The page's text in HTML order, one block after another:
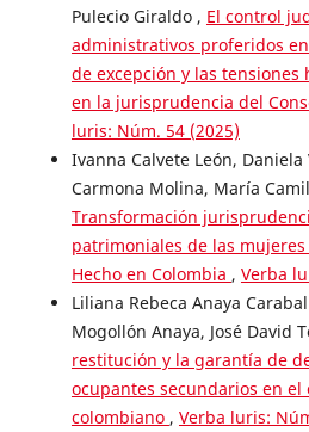
Pulecio Giraldo , El control
administrativos proferidos
de excepción y las
en la jurisprudencia del
luris: Núm. 54 (2025)
Ivanna Calvete León,
Carmona Molina, María
Transformación
patrimoniales de las
Hecho en Colombia , Verba
Liliana Rebeca Anaya
Mogollón Anaya, José David
restitución y la garantía de
ocupantes secundarios en
colombiano , Verba luris: